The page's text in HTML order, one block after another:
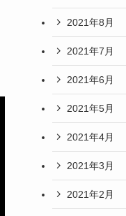
2021年8月
2021年7月
2021年6月
2021年5月
2021年4月
2021年3月
2021年2月